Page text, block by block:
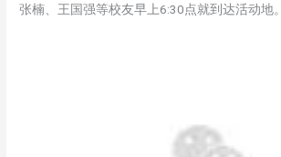
张楠、王国强等校友早上6:30点就到达活动地。